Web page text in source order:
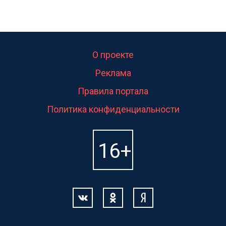
О проекте
Реклама
Правила портала
Политика конфиденциальности